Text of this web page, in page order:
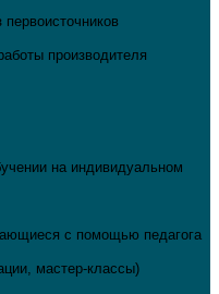
производителя
на индивидуальном
с помощью педагога
мастер-классы)